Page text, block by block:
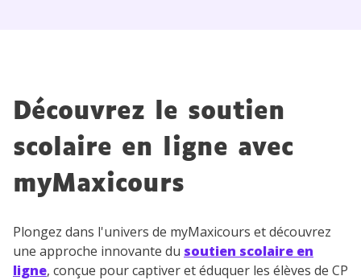
Découvrez le soutien
scolaire en ligne avec
myMaxicours
Plongez dans l'univers de myMaxicours et découvrez
une approche innovante du soutien scolaire en
ligne, conçue pour captiver et éduquer les élèves de CP